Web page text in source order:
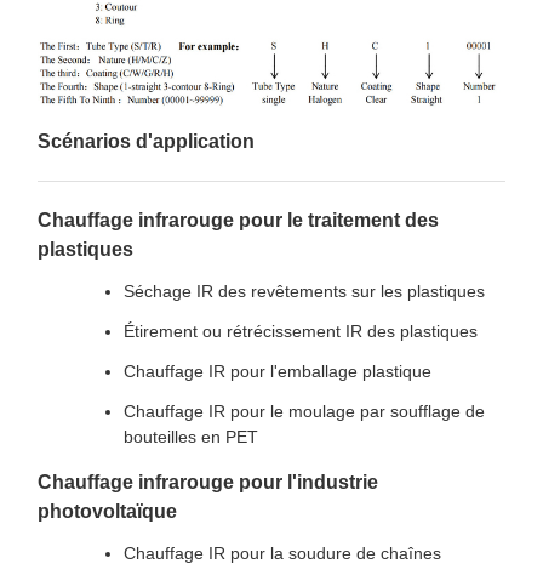
Scénarios d'application
Chauffage infrarouge pour le traitement des
plastiques
Séchage IR des revêtements sur les plastiques
Étirement ou rétrécissement IR des plastiques
Chauffage IR pour l'emballage plastique
Chauffage IR pour le moulage par soufflage de
bouteilles en PET
Chauffage infrarouge pour l'industrie
photovoltaïque
Chauffage IR pour la soudure de chaînes